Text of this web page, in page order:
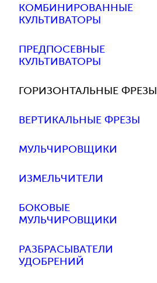
КОМБИНИРОВАННЫЕ
КУЛЬТИВАТОРЫ
ПРЕДПОСЕВНЫЕ
КУЛЬТИВАТОРЫ
ГОРИЗОНТАЛЬНЫЕ ФРЕЗЫ
ВЕРТИКАЛЬНЫЕ ФРЕЗЫ
МУЛЬЧИРОВЩИКИ
ИЗМЕЛЬЧИТЕЛИ
БОКОВЫЕ
МУЛЬЧИРОВЩИКИ
РАЗБРАСЫВАТЕЛИ
УДОБРЕНИЙ